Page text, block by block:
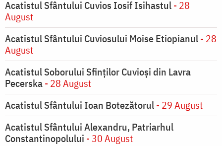
Acatistul Sfântului Cuvios Iosif Isihastul- 28
August
Acatistul Sfântului Cuviosului Moise Etiopianul- 28
August
Acatistul Soborului Sfinților Cuvioși din Lavra
Pecerska- 28 August
Acatistul Sfântului Ioan Botezătorul- 29 August
Acatistul Sfântului Alexandru, Patriarhul
Constantinopolului - 30 August